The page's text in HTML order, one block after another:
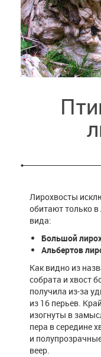
Лирохвосты
обитают только
вида:
Большой
Альбертов
Как видно из
собрата и хвост
получила из-за
из 16 перьев.
изогнуты в
пера в середине
и
веер.